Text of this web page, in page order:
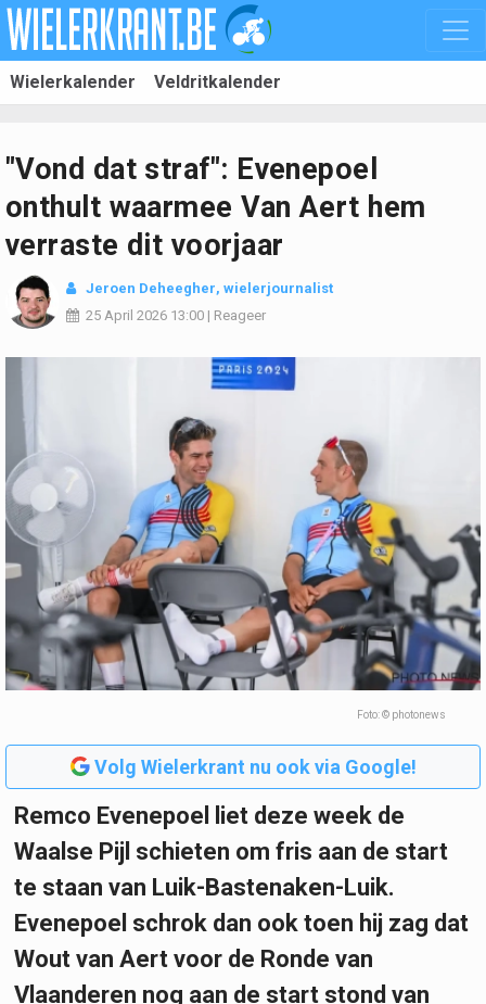
Wielerkalender Veldritkalender
"Vond dat straf": Evenepoel
onthult waarmee Van Aert hem
verraste dit voorjaar
Jeroen Deheegher, wielerjournalist
25 April 2026 13:00 | Reageer
Foto: © photonews
Volg Wielerkrant nu ook via Google!
Remco Evenepoel liet deze week de
Waalse Pijl schieten om fris aan de start
te staan van Luik-Bastenaken-Luik.
Evenepoel schrok dan ook toen hij zag dat
Wout van Aert voor de Ronde van
Vlaanderen nog aan de start stond van